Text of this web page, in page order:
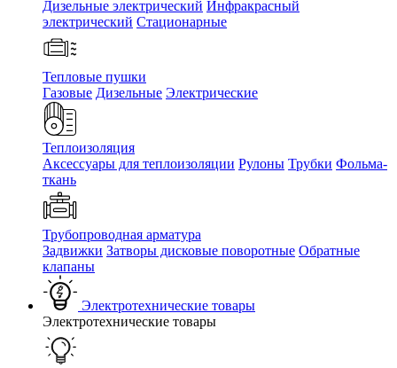
Дизельные электрический Инфракрасный
электрический Стационарные
Тепловые пушки
Газовые Дизельные Электрические
Теплоизоляция
Аксессуары для теплоизоляции Рулоны Трубки Фольма-
ткань
Трубопроводная арматура
Задвижки Затворы дисковые поворотные Обратные
клапаны
Электротехнические товары
Электротехнические товары